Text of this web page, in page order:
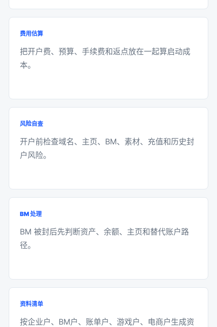
费用估算
把开户费、预算、手续费和返点放在一起算启动成
本。
风险自查
开户前检查域名、主页、BM、素材、充值和历史封
户风险。
BM 处理
BM 被封后先判断资产、余额、主页和替代账户路
径。
资料清单
按企业户、BM户、账单户、游戏户、电商户生成资